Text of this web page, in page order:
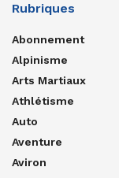
Rubriques
Abonnement
Alpinisme
Arts Martiaux
Athlétisme
Auto
Aventure
Aviron